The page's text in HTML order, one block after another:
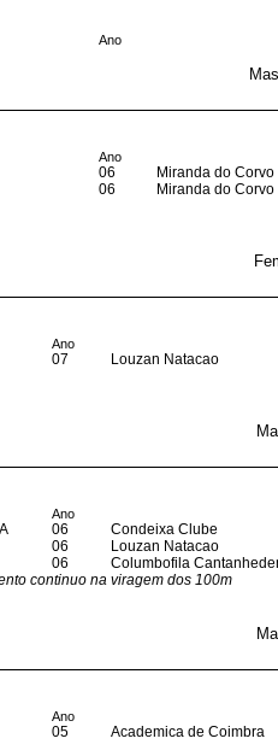
Ano
Ano
06
Miranda do Corvo
06 Miranda do Corvo
Ano
07 Louzan Natacao
Ano
06
Condeixa Clube
06
Louzan Natacao
06
Columbofila
continuo na viragem dos 100m
Ano
05 Academica de Coimbra